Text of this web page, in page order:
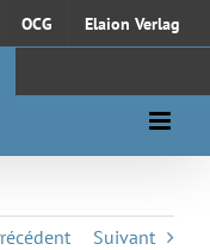
OCG Elaion Verlag
Suivant